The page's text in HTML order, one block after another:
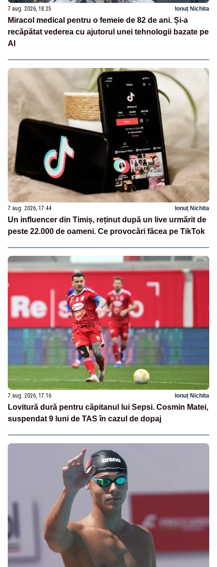
7 aug. 2026, 18:25 Ionuț Nichita
Miracol medical pentru o femeie de 82 de ani. Și-a
recăpătat vederea cu ajutorul unei tehnologii bazate pe
AI
7 aug. 2026, 17:44 Ionuț Nichita
Un influencer din Timiș, reținut după un live urmărit de
peste 22.000 de oameni. Ce provocări făcea pe TikTok
7 aug. 2026, 17:16 Ionuț Nichita
Lovitură dură pentru căpitanul lui Sepsi. Cosmin Matei,
suspendat 9 luni de TAS în cazul de dopaj